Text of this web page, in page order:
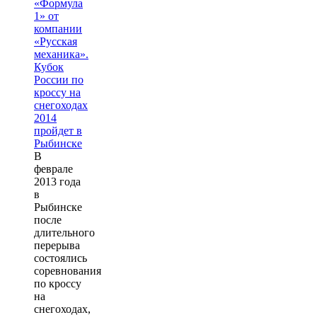
В
феврале
2013 года
в
Рыбинске
после
длительного
перерыва
состоялись
соревнования
по кроссу
на
снегоходах,